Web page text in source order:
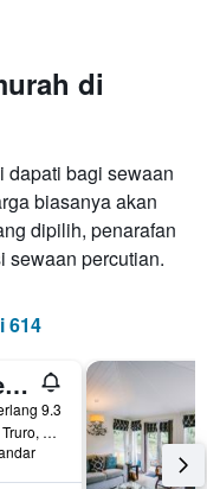
di
dapati bagi sewaan
biasanya akan
dipilih, penarafan
sewaan percutian.
614
Townhouse Rooms
9.3
20 Falmouth Road, Truro, United Kingdom